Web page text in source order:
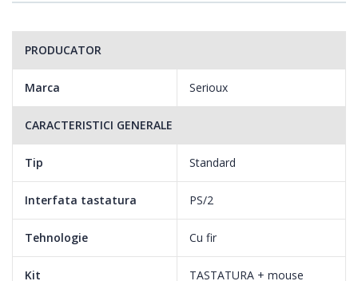
- Vol – : micsorare volum;
- Vol + : marire volum;
- Stop: stop;
- Play/pause: pauza sau reluare melodie;
- Refresh: reimprospatare;
- My Computer: deschide My Computer;
- Favorites: deschide fereastra de favorite;
- Mute: mut.
PRODUCATOR
Marca Serioux
CARACTERISTICI GENERALE
Tip Standard
Interfata tastatura PS/2
Tehnologie Cu fir
Kit TASTATURA + mouse